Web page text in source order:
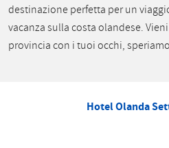
destinazione perfetta per un
vacanza sulla costa olandese.
provincia con i tuoi occhi,
Hotel Olanda